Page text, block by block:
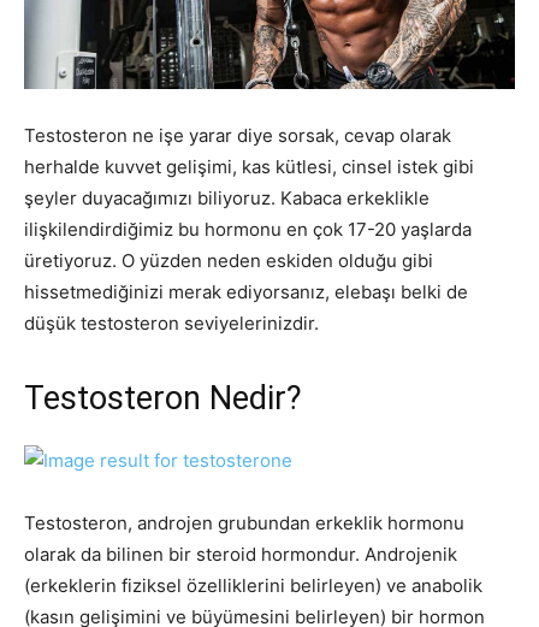
Testosteron ne işe yarar diye sorsak, cevap olarak
herhalde kuvvet gelişimi, kas kütlesi, cinsel istek gibi
şeyler duyacağımızı biliyoruz. Kabaca erkeklikle
ilişkilendirdiğimiz bu hormonu en çok 17-20 yaşlarda
üretiyoruz. O yüzden neden eskiden olduğu gibi
hissetmediğinizi merak ediyorsanız, elebaşı belki de
düşük testosteron seviyelerinizdir.
Testosteron Nedir?
Testosteron, androjen grubundan erkeklik hormonu
olarak da bilinen bir steroid hormondur. Androjenik
(erkeklerin fiziksel özelliklerini belirleyen) ve anabolik
(kasın gelişimini ve büyümesini belirleyen) bir hormon